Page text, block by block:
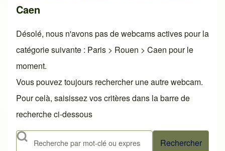
Caen
Désolé, nous n'avons pas de webcams actives pour la
catégorie suivante : Paris > Rouen > Caen pour le
moment.
Vous pouvez toujours rechercher une autre webcam.
Pour celà, saisissez vos critères dans la barre de
recherche ci-dessous
Rechercher